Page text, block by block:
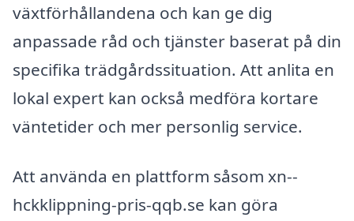
växtförhållandena och kan ge dig
anpassade råd och tjänster baserat på din
specifika trädgårdssituation. Att anlita en
lokal expert kan också medföra kortare
väntetider och mer personlig service.
Att använda en plattform såsom xn--
hckklippning-pris-qqb.se kan göra